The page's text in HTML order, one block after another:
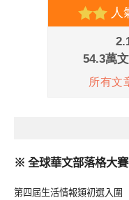
※ 全球華文部落格大賽
第四屆生活情報類初選入圍